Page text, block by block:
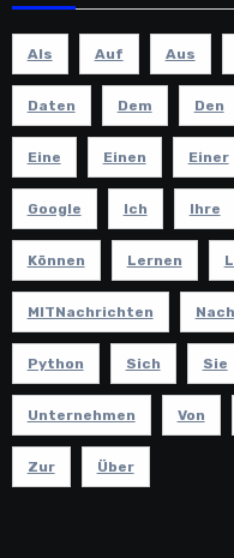
Als Auf Aus
Daten Dem Den
Eine Einen Einer
Google Ich Ihre
Können Lernen
MITNachrichten
Python Sich Sie
Unternehmen Von
Zur Über